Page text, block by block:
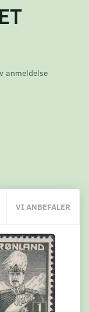
anmeldelse
VI ANBEFALER